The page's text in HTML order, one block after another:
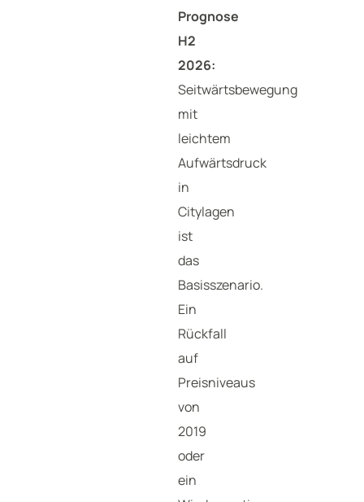
Prognose
H2
2026:
Seitwärtsbewegung
mit
leichtem
Aufwärtsdruck
in
Citylagen
ist
das
Basisszenario.
Ein
Rückfall
auf
Preisniveaus
von
2019
oder
ein